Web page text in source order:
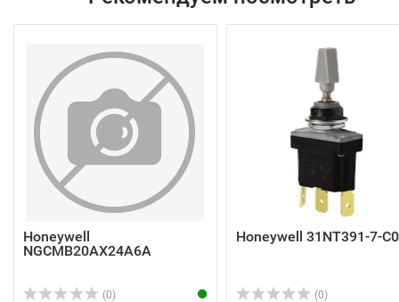
Honeywell
NGCMB20AX24A6A
(0)
Honeywell 31NT391-7-
(0)